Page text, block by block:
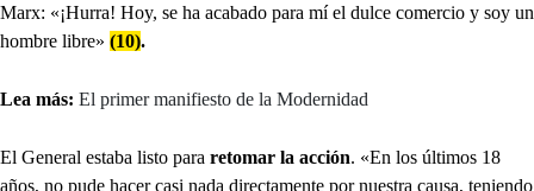
Marx: «¡Hurra! Hoy, se ha acabado para mí el dulce comercio y soy un
hombre libre» (10).
Lea más: El primer manifiesto de la Modernidad
El General estaba listo para retomar la acción. «En los últimos 18
años, no pude hacer casi nada directamente por nuestra causa, teniendo